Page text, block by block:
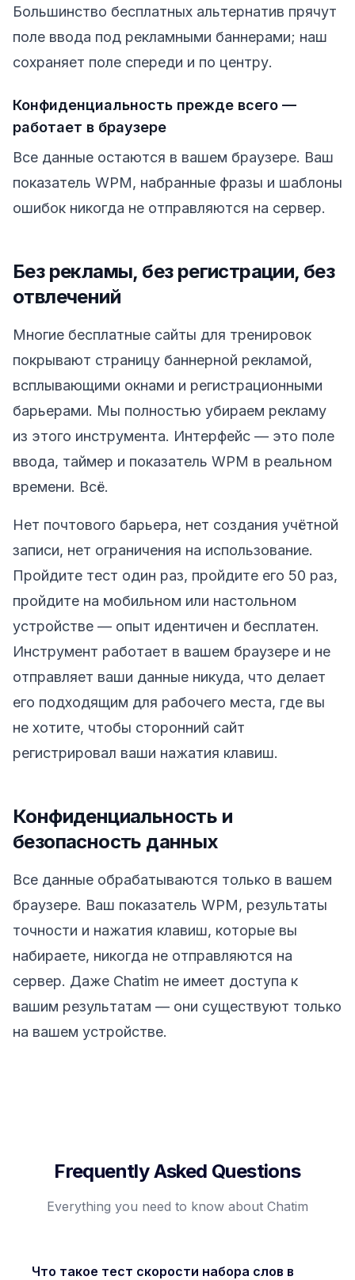
Большинство бесплатных альтернатив прячут
поле ввода под рекламными баннерами; наш
сохраняет поле спереди и по центру.
Конфиденциальность прежде всего —
работает в браузере
Все данные остаются в вашем браузере. Ваш
показатель WPM, набранные фразы и шаблоны
ошибок никогда не отправляются на сервер.
Без рекламы, без регистрации, без
отвлечений
Многие бесплатные сайты для тренировок
покрывают страницу баннерной рекламой,
всплывающими окнами и регистрационными
барьерами. Мы полностью убираем рекламу
из этого инструмента. Интерфейс — это поле
ввода, таймер и показатель WPM в реальном
времени. Всё.
Нет почтового барьера, нет создания учётной
записи, нет ограничения на использование.
Пройдите тест один раз, пройдите его 50 раз,
пройдите на мобильном или настольном
устройстве — опыт идентичен и бесплатен.
Инструмент работает в вашем браузере и не
отправляет ваши данные никуда, что делает
его подходящим для рабочего места, где вы
не хотите, чтобы сторонний сайт
регистрировал ваши нажатия клавиш.
Конфиденциальность и
безопасность данных
Все данные обрабатываются только в вашем
браузере. Ваш показатель WPM, результаты
точности и нажатия клавиш, которые вы
набираете, никогда не отправляются на
сервер. Даже Chatim не имеет доступа к
вашим результатам — они существуют только
на вашем устройстве.
Frequently Asked Questions
Everything you need to know about Chatim
Что такое тест скорости набора слов в